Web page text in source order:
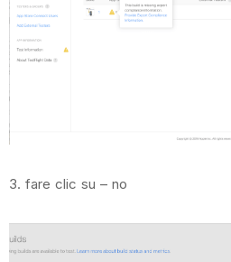
3. fare clic su – no